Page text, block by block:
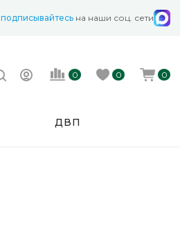
подписывайтесь на наши соц. сети
0 0 0
ДВП